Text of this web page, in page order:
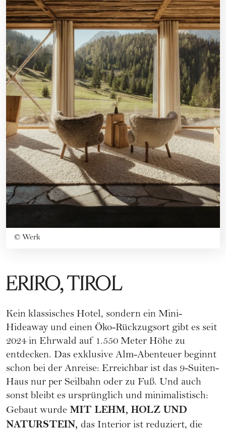
© Werk
ERIRO, TIROL
Kein klassisches Hotel, sondern ein Mini-
Hideaway und einen Öko-Rückzugsort gibt es seit
2024 in Ehrwald auf 1.550 Meter Höhe zu
entdecken. Das exklusive Alm-Abenteuer beginnt
schon bei der Anreise: Erreichbar ist das 9-Suiten-
Haus nur per Seilbahn oder zu Fuß. Und auch
sonst bleibt es ursprünglich und minimalistisch:
Gebaut wurde MIT LEHM, HOLZ UND
NATURSTEIN, das Interior ist reduziert, die